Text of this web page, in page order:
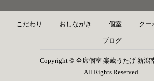
こだわり おしながき 個室 クー
ブログ
Copyright © 全席個室 楽蔵うたげ 新潟
All Rights Reserved.